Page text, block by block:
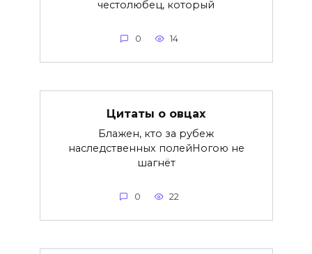
честолюбец, который
0 14
Цитаты о овцах
Блажен, кто за рубеж
наследственных полейНогою не
шагнёт
0 22